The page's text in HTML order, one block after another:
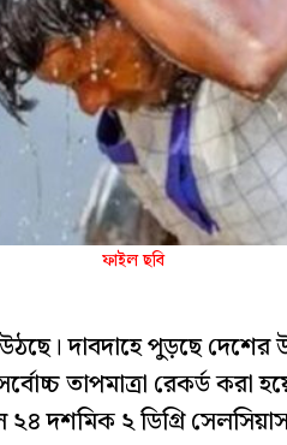
ফাইল ছবি
দাবদাহে পুড়ছে
তাপমাত্রা রেকর্ড করা
২৪ দশমিক ২ ডিগ্রি